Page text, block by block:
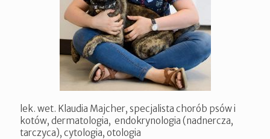
lek. wet. Klaudia Majcher, specjalista chorób psów i
kotów, dermatologia, endokrynologia (nadnercza,
tarczyca), cytologia, otologia